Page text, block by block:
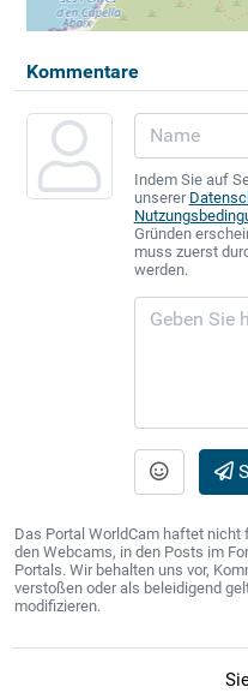
Kommentare
Indem Sie auf
unserer
Gründen
muss zuerst
werden.
Das Portal WorldCam haftet nicht
den Webcams, in den Posts im
Portals. Wir behalten uns vor,
verstoßen oder als beleidigend
modifizieren.